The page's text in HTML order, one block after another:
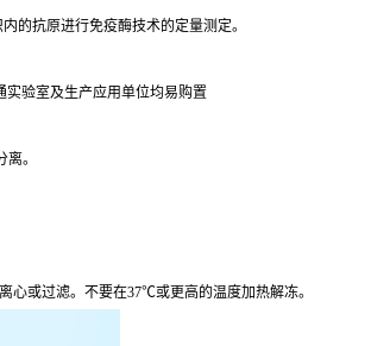
的抗原进行免疫酶技术的定量测定。
验室及生产应用单位均易购置
。
心或过滤。不要在37℃或更高的温度加热解冻。